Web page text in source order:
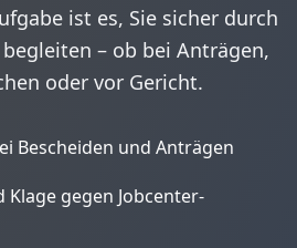
ist es, Sie sicher durch
– ob bei Anträgen,
oder vor Gericht.
Bescheiden und Anträgen
gegen Jobcenter-